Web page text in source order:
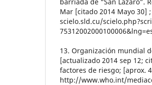
Mar [citado 2014 Mayo 30]
scielo.sld.cu/
13. Organización mundial
[actualizado 2014 sep 12;
factores de riesgo; [aprox.
http://www.who.int/